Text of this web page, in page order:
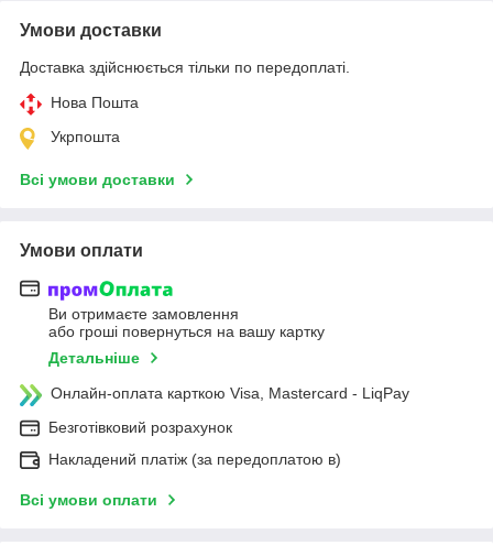
Умови доставки
Доставка здійснюється тільки по передоплаті.
Нова Пошта
Укрпошта
Всі умови доставки
Умови оплати
Ви отримаєте замовлення
або гроші повернуться на вашу картку
Детальніше
Онлайн-оплата карткою Visa, Mastercard - LiqPay
Безготівковий розрахунок
Накладений платіж (за передоплатою в)
Всі умови оплати